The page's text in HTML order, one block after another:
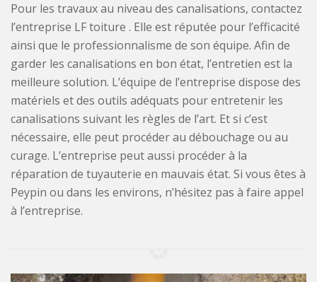
Pour les travaux au niveau des canalisations, contactez
l’entreprise LF toiture . Elle est réputée pour l’efficacité
ainsi que le professionnalisme de son équipe. Afin de
garder les canalisations en bon état, l’entretien est la
meilleure solution. L’équipe de l’entreprise dispose des
matériels et des outils adéquats pour entretenir les
canalisations suivant les règles de l’art. Et si c’est
nécessaire, elle peut procéder au débouchage ou au
curage. L’entreprise peut aussi procéder à la
réparation de tuyauterie en mauvais état. Si vous êtes à
Peypin ou dans les environs, n’hésitez pas à faire appel
à l’entreprise.